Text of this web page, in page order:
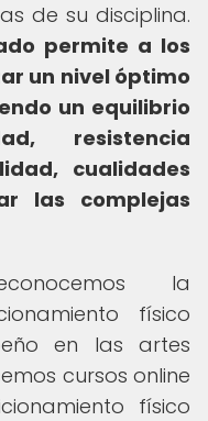
de su disciplina.
permite a los
un nivel óptimo
un equilibrio
resistencia
cualidades
las complejas
la
físico
en las artes
cursos online
físico